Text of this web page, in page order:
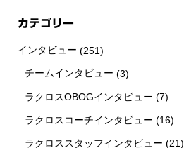
カテゴリー
インタビュー (251)
チームインタビュー (3)
ラクロスOBOGインタビュー (7)
ラクロスコーチインタビュー (16)
ラクロススタッフインタビュー (21)